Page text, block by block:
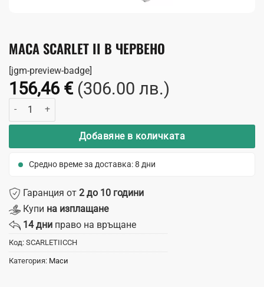
МАСА SCARLET II В ЧЕРВЕНО
[jgm-preview-badge]
156,46 € (306.00 лв.)
количество за Маса Scarlet II в червено
Добавяне в количката
Средно време за доставка: 8 дни
Гаранция от 2 до 10 години
Купи на изплащане
14 дни право на връщане
Код: SCARLETIICCH
Категория: Маси